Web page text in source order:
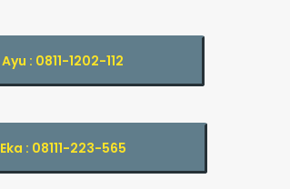
Ayu : 0811-1202-112
Eka : 08111-223-565